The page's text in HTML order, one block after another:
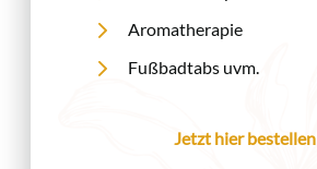
Aromatherapie
Fußbadtabs uvm.
Jetzt hier bestellen